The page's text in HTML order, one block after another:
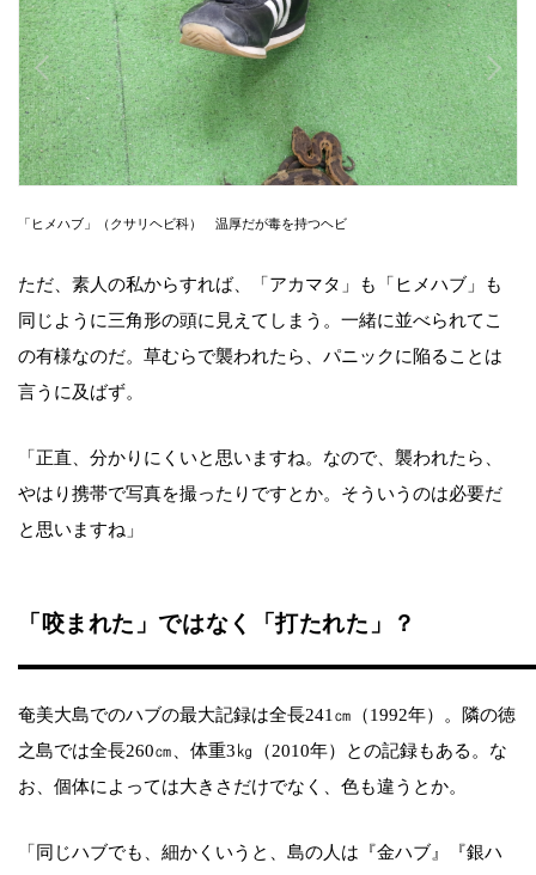
「ヒメハブ」（クサリヘビ科） 温厚だが毒を持つヘビ
ただ、素人の私からすれば、「アカマタ」も「ヒメハブ」も
同じように三角形の頭に見えてしまう。一緒に並べられてこ
の有様なのだ。草むらで襲われたら、パニックに陥ることは
言うに及ばず。
「正直、分かりにくいと思いますね。なので、襲われたら、
やはり携帯で写真を撮ったりですとか。そういうのは必要だ
と思いますね」
「咬まれた」ではなく「打たれた」？
奄美大島でのハブの最大記録は全長241㎝（1992年）。隣の徳
之島では全長260㎝、体重3㎏（2010年）との記録もある。な
お、個体によっては大きさだけでなく、色も違うとか。
「同じハブでも、細かくいうと、島の人は『金ハブ』『銀ハ